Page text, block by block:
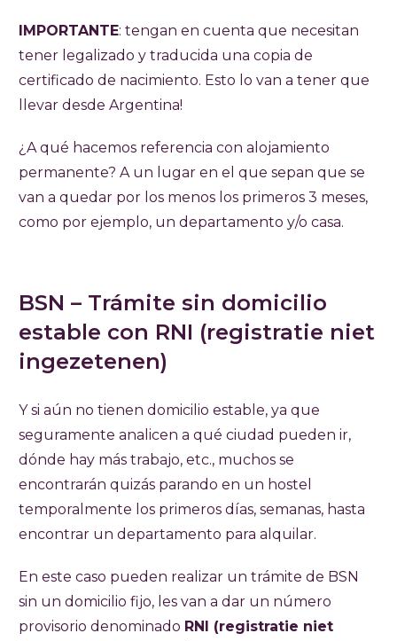
IMPORTANTE: tengan en cuenta que necesitan
tener legalizado y traducida una copia de
certificado de nacimiento. Esto lo van a tener que
llevar desde Argentina!
¿A qué hacemos referencia con alojamiento
permanente? A un lugar en el que sepan que se
van a quedar por los menos los primeros 3 meses,
como por ejemplo, un departamento y/o casa.
BSN – Trámite sin domicilio
estable con RNI (registratie niet
ingezetenen)
Y si aún no tienen domicilio estable, ya que
seguramente analicen a qué ciudad pueden ir,
dónde hay más trabajo, etc., muchos se
encontrarán quizás parando en un hostel
temporalmente los primeros días, semanas, hasta
encontrar un departamento para alquilar.
En este caso pueden realizar un trámite de BSN
sin un domicilio fijo, les van a dar un número
provisorio denominado RNI (registratie niet